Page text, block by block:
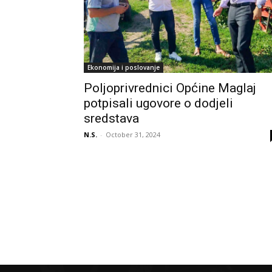
Ekonomija i poslovanje
Poljoprivrednici Općine Maglaj
potpisali ugovore o dodjeli
sredstava
N.S. - October 31, 2024